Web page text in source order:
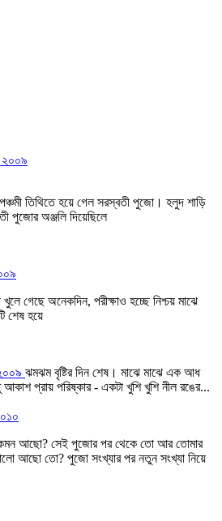
২০০৯
তিথিতে হয়ে গেল সরস্বতী পুজো। হলুদ শাড়ি
পুজোর অঞ্জলি দিয়েছিলে
গেছে অনেকদিন, পরীক্ষাও হচ্ছে নিশ্চয় মাঝে
শেষ হয়ে
ঝমঝম বৃষ্টির দিন শেষ। মাঝে মাঝে এক আধ
প্রায় পরিষ্কার - একটা খুশি খুশি নীল রঙের...
আছো? সেই পুজোর পর থেকে তো আর তোমার
আছো তো? পুজো সংখ্যার পর নতুন সংখ্যা নিয়ে